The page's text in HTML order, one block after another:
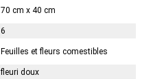
70 cm x 40 cm
6
Feuilles et fleurs comestibles
fleuri doux